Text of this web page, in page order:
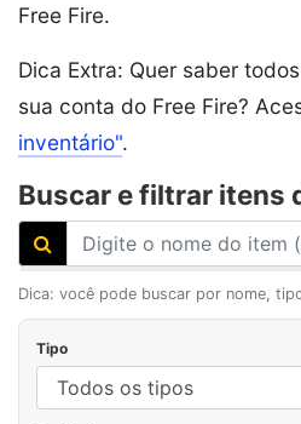
Free Fire.
Dica Extra: Quer saber
sua conta do Free Fire?
inventário".
Buscar e filtrar itens
Dica: você pode buscar por nome,
Tipo